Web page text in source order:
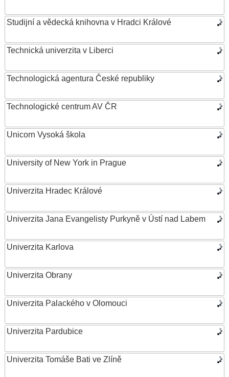
Studijní a vědecká knihovna v Hradci Králové
Technická univerzita v Liberci
Technologická agentura České republiky
Technologické centrum AV ČR
Unicorn Vysoká škola
University of New York in Prague
Univerzita Hradec Králové
Univerzita Jana Evangelisty Purkyně v Ústí nad Labem
Univerzita Karlova
Univerzita Obrany
Univerzita Palackého v Olomouci
Univerzita Pardubice
Univerzita Tomáše Bati ve Zlíně